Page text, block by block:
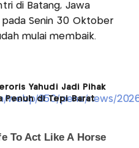
di Batang, Jawa
pada Senin 30 Oktober
mulai membaik.
Yahudi Jadi Pihak
Penuh di Tepi Barat